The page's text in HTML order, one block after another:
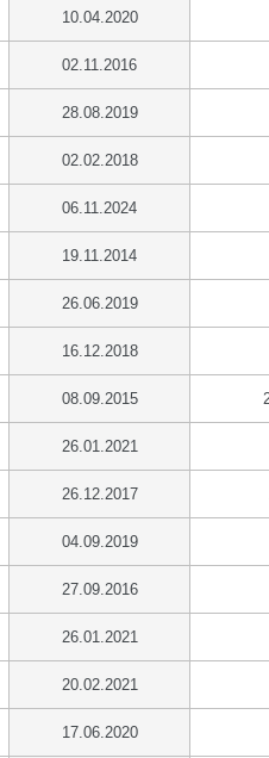
10.04.2020
02.11.2016
28.08.2019
02.02.2018
06.11.2024
19.11.2014
26.06.2019
16.12.2018
08.09.2015
26.01.2021
26.12.2017
04.09.2019
27.09.2016
26.01.2021
20.02.2021
17.06.2020